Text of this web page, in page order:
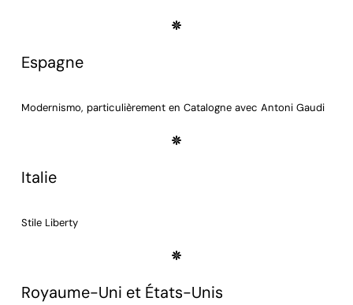
Espagne
Modernismo, particulièrement en Catalogne avec Antoni Gaudi
Italie
Stile Liberty
Royaume-Uni et États-Unis